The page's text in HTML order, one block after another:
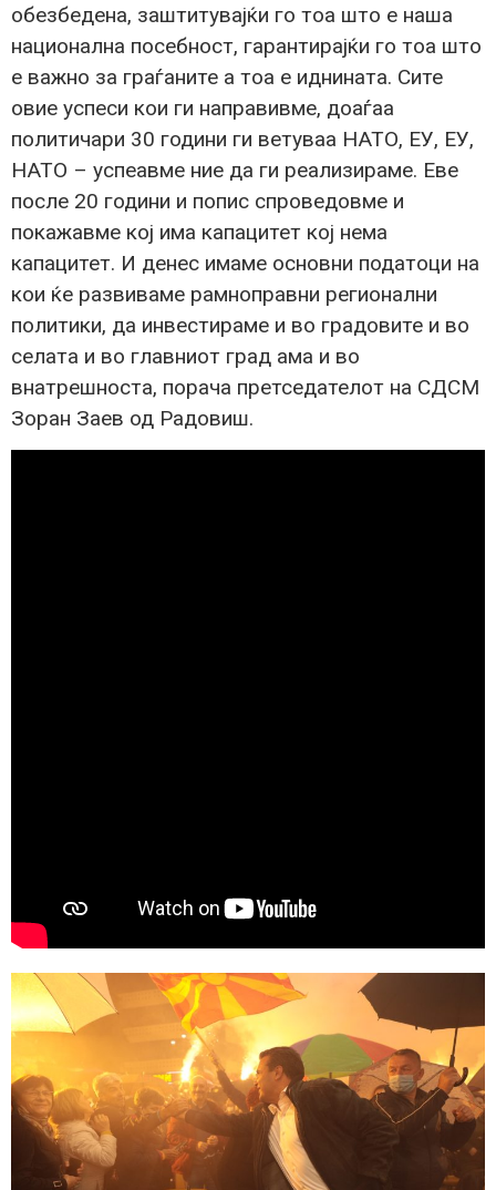
обезбедена, заштитувајќи го тоа што е наша
национална посебност, гарантирајќи го тоа што
е важно за граѓаните а тоа е иднината. Сите
овие успеси кои ги направивме, доаѓаа
политичари 30 години ги ветуваа НАТО, ЕУ, ЕУ,
НАТО – успеавме ние да ги реализираме. Еве
после 20 години и попис спроведовме и
покажавме кој има капацитет кој нема
капацитет. И денес имаме основни податоци на
кои ќе развиваме рамноправни регионални
политики, да инвестираме и во градовите и во
селата и во главниот град ама и во
внатрешноста, порача претседателот на СДСМ
Зоран Заев од Радовиш.